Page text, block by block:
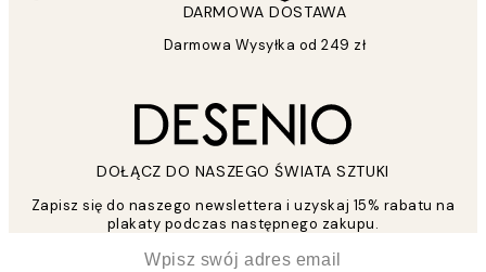
DARMOWA DOSTAWA
Darmowa Wysyłka od 249 zł
DOŁĄCZ DO NASZEGO ŚWIATA SZTUKI
Zapisz się do naszego newslettera i uzyskaj 15% rabatu na
plakaty podczas następnego zakupu.